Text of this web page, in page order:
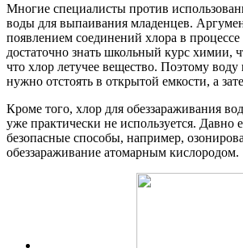
Многие специалисты против
воды для выпаивания младенцев.
появлением соединений хлора в
достаточно знать школьный курс химии,
что хлор летучее вещество. Поэтому
нужно отстоять в открытой емкости, а
Кроме того, хлор для обеззараживания
уже практически не используется. Давно
безопасные способы, например,
обеззараживание атомарным кислородом.